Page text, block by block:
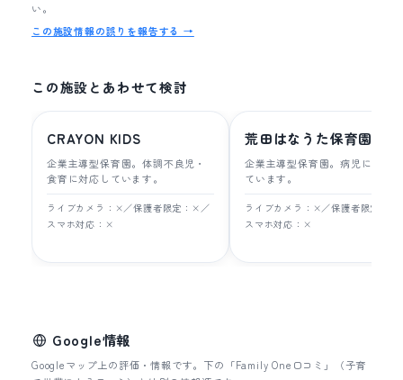
い。
この施設情報の誤りを報告する →
この施設とあわせて検討
CRAYON KIDS
企業主導型保育園。体調不良児・
食育に対応しています。
ライブカメラ：×／保護者限定：×／
スマホ対応：×
荒田はなうた保育園
企業主導型保育園。病児に対応
ています。
ライブカメラ：×／保護者限定：×
スマホ対応：×
Google情報
Googleマップ上の評価・情報です。下の「Family One口コミ」（子育